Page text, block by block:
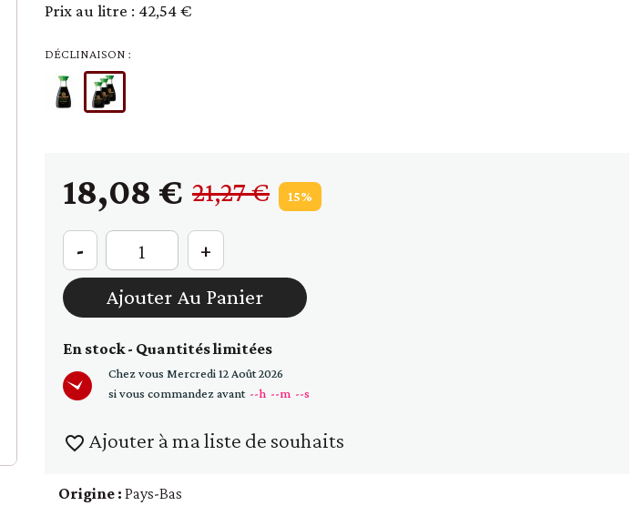
CUISINÉS - SOUPES
Plats cuisinés
Soupe - croûtons
Prix au litre : 42,54 €
DÉCLINAISON :
18,08 € 21,27 € 15%
-
+
Ajouter Au Panier
En stock - Quantités limitées
Chez vous Mercredi 12 Août 2026
si vous commandez avant --h --m --s
favorite_border Ajouter à ma liste de souhaits
Origine : Pays-Bas